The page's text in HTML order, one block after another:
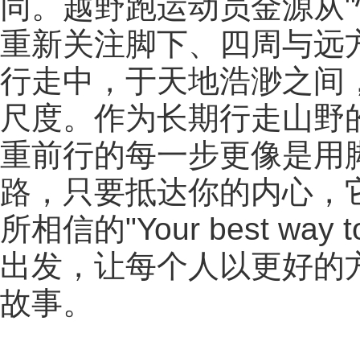
重新关注脚下、四周与远
行走中，于天地浩渺之间
尺度。作为长期行走山
重前行的每一步更像是用
路，只要抵达你的内心
所相信的"Your best
出发，让每个人以更好
故事。